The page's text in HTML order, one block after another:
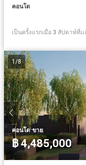
คอนโด
เป็นครั้งแรกเมื่อ 3 สัปดาห์ที่แ
1/8
คอนโด·ขาย
฿ 4,485,000